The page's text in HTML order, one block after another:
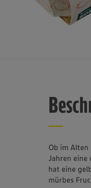
Ob im Alten
Jahren eine
hat eine
mürbes